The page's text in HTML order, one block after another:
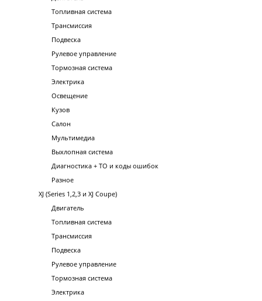
Топливная система
Трансмиссия
Подвеска
Рулевое управление
Тормозная система
Электрика
Освещение
Кузов
Салон
Мультимедиа
Выхлопная система
Диагностика + ТО и коды ошибок
Разное
XJ (Series 1,2,3 и XJ Coupe)
Двигатель
Топливная система
Трансмиссия
Подвеска
Рулевое управление
Тормозная система
Электрика